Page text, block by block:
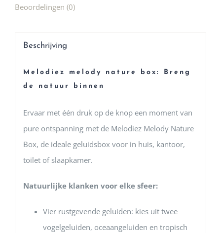
Beoordelingen (0)
Beschrijving
Melodiez melody nature box: Breng
de natuur binnen
Ervaar met één druk op de knop een moment van
pure ontspanning met de Melodiez Melody Nature
Box, de ideale geluidsbox voor in huis, kantoor,
toilet of slaapkamer.
Natuurlijke klanken voor elke sfeer:
Vier rustgevende geluiden: kies uit twee
vogelgeluiden, oceaangeluiden en tropisch